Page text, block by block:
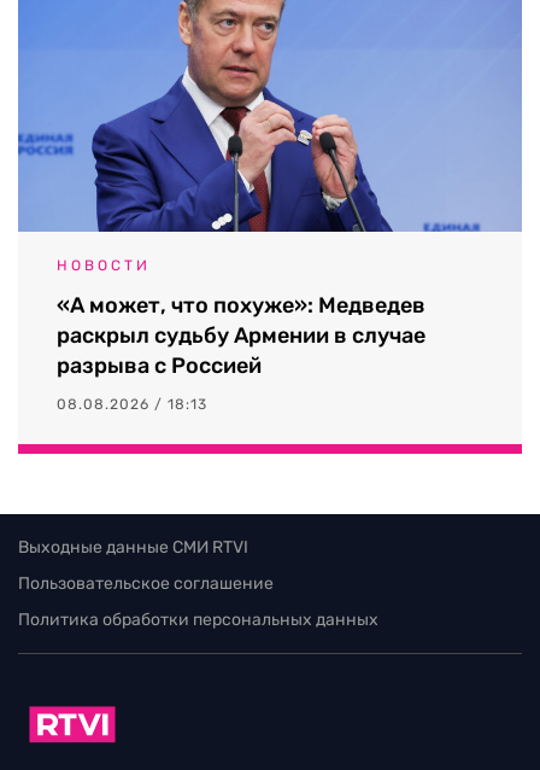
НОВОСТИ
«А может, что похуже»: Медведев
раскрыл судьбу Армении в случае
разрыва с Россией
08.08.2026 / 18:13
Выходные данные СМИ RTVI
Пользовательское соглашение
Политика обработки персональных данных